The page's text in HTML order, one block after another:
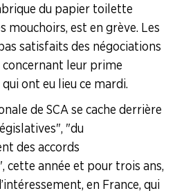
du papier toilette
mouchoirs, est en grève. Les
satisfaits des négociations
concernant leur prime
ont eu lieu ce mardi.
de SCA se cache derrière
"du
des accords
cette année et pour trois ans,
en France, qui